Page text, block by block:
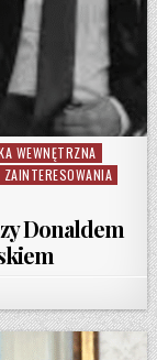
WEWNĘTRZNA
Donaldem